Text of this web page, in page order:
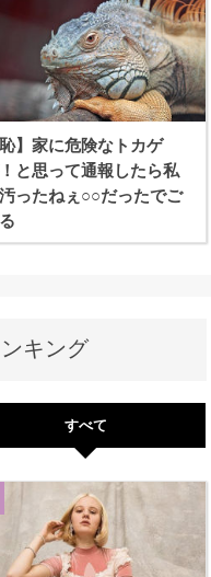
恥】家に危険なトカゲ
と思って通報したら私
ったねぇ○○だったでご
キング
すべて